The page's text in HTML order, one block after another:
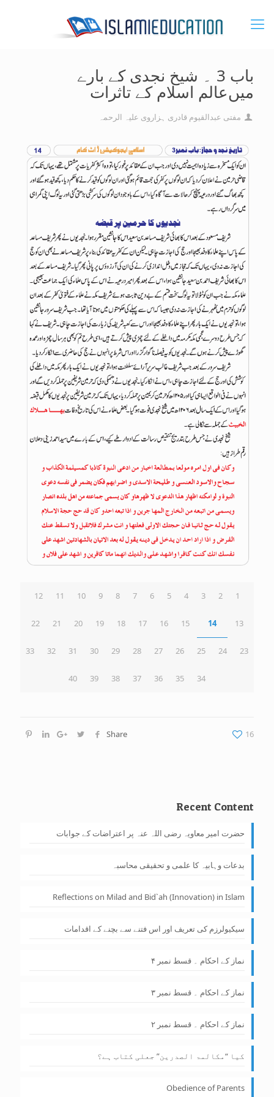
باب 3 ۔ شیخ نجدی کے بارے
میں‌عالم اسلام کے تاثرات
مفتی عبدالقیوم قادری ہزاروی علیہ الرحمہ
1
2
3
4
5
6
7
8
9
10
11
12
13
14
15
16
17
18
19
20
21
22
23
24
25
26
27
28
29
30
31
32
33
34
35
36
37
38
39
40
Share 16
Recent Content
حضرت امیر معاویہ رضی اللہ عنہ پر اعتراضات کے جوابات
بدعات وہابیہ کا علمی و تحقیقی محاسبہ
Reflections on Milad and Bid`ah (Innovation) in Islam
سیکیولرزم کی تعریف اور اس فتنے سے بچنے کے اقدامات
نماز کے احکام ۔ قسط نمبر ۴
نماز کے احکام ۔ قسط نمبر ۳
نماز کے احکام ۔ قسط نمبر ۲
کیا “مکالمۃ الصدرین” جعلی کتاب ہے؟
Obedience of Parents